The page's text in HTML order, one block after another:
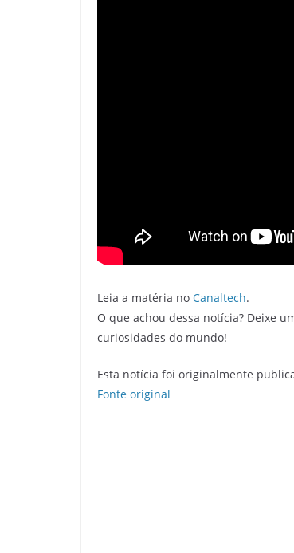
Leia a matéria no Canaltech.
O que achou dessa notícia? Deixe
curiosidades do mundo!
Esta notícia foi originalmente
Fonte original